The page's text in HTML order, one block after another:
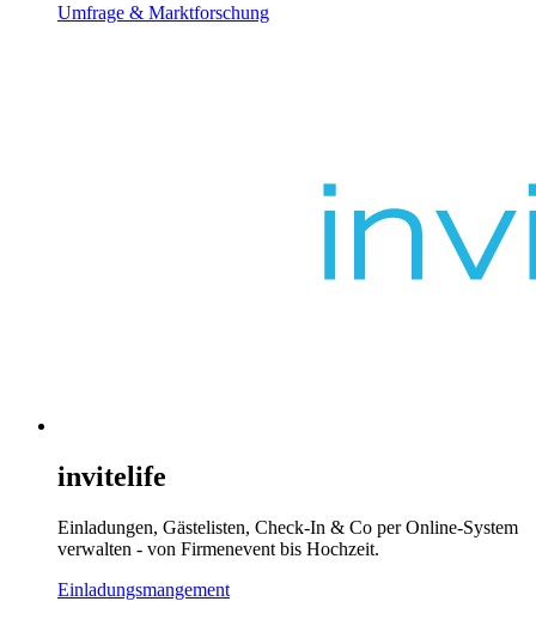
Umfrage & Marktforschung
invitelife
Einladungen, Gästelisten, Check-In & Co per Online-System
verwalten - von Firmenevent bis Hochzeit.
Einladungsmangement